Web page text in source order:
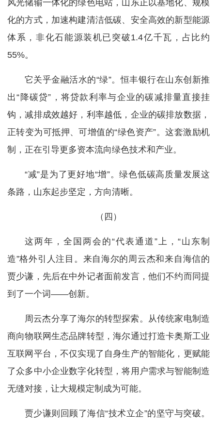
风光储输一体化的绿色电站，山东正以基地化、规模
化的方式，加速构建清洁低碳、安全高效的新型能源
体系，非化石能源装机已突破1.4亿千瓦，占比约
55%。
它关乎金融活水的“绿”。恒丰银行在山东创新推
出“降碳贷”，将贷款利率与企业的碳减排量直接挂
钩，减排成效越好，利率越低，企业的碳排放数据，
正转变为可抵押、可增值的“绿色资产”。这套激励机
制，正在引导更多资本流向绿色技术和产业。
“减”是为了更好地“增”。绿色低碳高质量发展这
条路，山东起步坚定，方向清晰。
（四）
这两年，全国两会的“代表通道”上，“山东制
造”格外引人注目。来自海尔的周云杰和来自海信的
贾少谦，先后在中外记者面前发言，他们不约而同提
到了一个词——创新。
周云杰分享了海尔的转型探索。从传统家电制造
商向物联网生态品牌转型，海尔通过打造卡奥斯工业
互联网平台，不仅实现了自身生产的智能化，更赋能
了众多中小企业数字化转型，将用户需求与智能制造
无缝对接，让大规模定制成为可能。
贾少谦则回顾了海信“技术立企”的坚守与突破。